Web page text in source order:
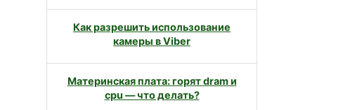
Как разрешить использование
камеры в Viber
Материнская плата: горят dram и
cpu — что делать?